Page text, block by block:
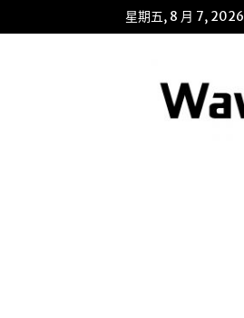
星期五, 8 月 7, 2026
招
財
貓